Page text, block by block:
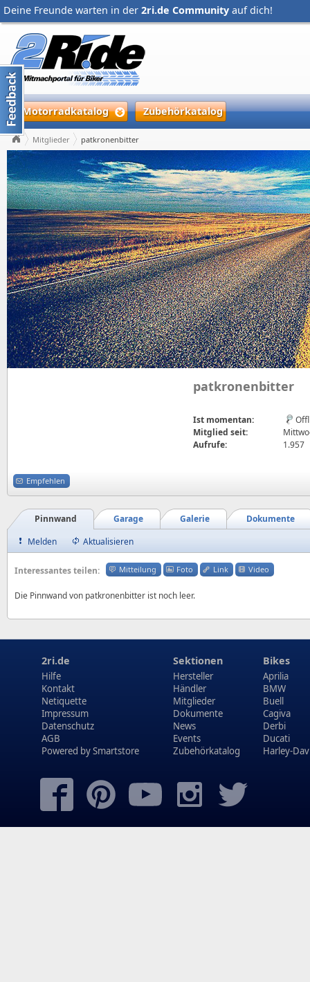
Deine Freunde warten in der 2ri.de Community auf dich!
Motorradkatalog Zubehörkatalog
Mitglieder patkronenbitter
patkronenbitter
Ist momentan:
Mitglied seit:
Aufrufe:
1.957
Empfehlen
Dokumente
Galerie
Garage
Pinnwand
Melden
Aktualisieren
Interessantes teilen: Mitteilung Foto Link Video
Die Pinnwand von patkronenbitter ist noch leer.
2ri.de
Hilfe
Kontakt
Netiquette
Impressum
Datenschutz
AGB
Powered bySmartstore
Sektionen
Hersteller
Händler
Mitglieder
Dokumente
News
Events
Zubehörkatalog
Bikes
Aprilia
BMW
Buell
Cagiva
Derbi
Ducati
Harley-